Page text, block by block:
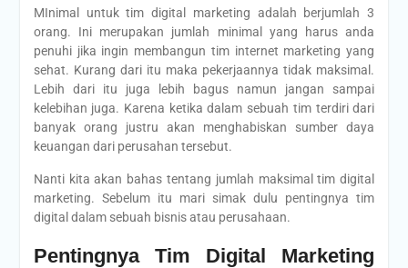
MInimal untuk tim digital marketing adalah berjumlah 3
orang. Ini merupakan jumlah minimal yang harus anda
penuhi jika ingin membangun tim internet marketing yang
sehat. Kurang dari itu maka pekerjaannya tidak maksimal.
Lebih dari itu juga lebih bagus namun jangan sampai
kelebihan juga. Karena ketika dalam sebuah tim terdiri dari
banyak orang justru akan menghabiskan sumber daya
keuangan dari perusahan tersebut.
Nanti kita akan bahas tentang jumlah maksimal tim digital
marketing. Sebelum itu mari simak dulu pentingnya tim
digital dalam sebuah bisnis atau perusahaan.
Pentingnya Tim Digital Marketing